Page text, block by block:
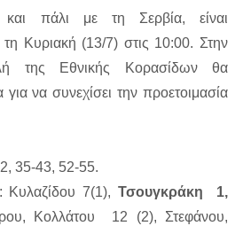
πάλι με τη Σερβία, είναι
τη Κυριακή (13/7) στις 10:00. Στην
της Εθνικής Κορασίδων θα
να συνεχίσει την προετοιμασία
35-43, 52-55.
Κυλαζίδου 7(1), Τσουγκράκη 1,
Kολλάτου 12 (2), Στεφάνου,